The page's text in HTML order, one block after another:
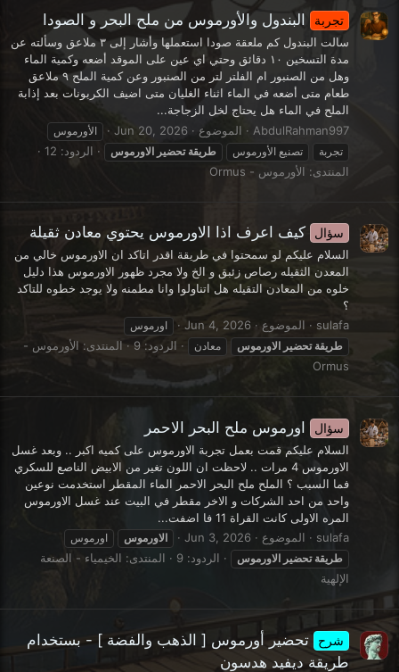
تجربة البندول والأورموس من ملح البحر و الصودا
سالت البندول كم ملعقة صودا استعملها وأشار إلى ٣ ملاعق وسألته عن
مدة التسخين ١٠ دقائق وحتي اي عين على الموقد أضعه وكمية الماء
وهل من الصنبور ام الفلتر لتر من الصنبور وعن كمية الملح ٩ ملاعق
طعام متى أضعه في الماء اثناء الغليان متى اضيف الكربونات بعد إذابة
الملح في الماء هل يحتاج لخل الزجاجة...
AbdulRahman997
الموضوع Jun 20, 2026
الأورموس
تجربة
تصنيع الأورموس طريقة تحضير الاورموس
الردود: 12
المنتدى: الأورموس - Ormus
سؤال كيف اعرف اذا الاورموس يحتوي معادن ثقيلة
السلام عليكم لو سمحتوا في طريقة اقدر اتاكد ان الاورموس خالي من
المعدن الثقيله رصاص زئبق و الخ ولا مجرد ظهور الاورموس هذا دليل
خلوه من المعادن التقيله هل اتناولوا وانا مطمنه ولا يوجد خطوه للتاكد
؟
sulafa
الموضوع Jun 4, 2026
اورموس
طريقة تحضير الاورموس معادن الردود: 9 المنتدى: الأورموس -
Ormus
سؤال اورموس ملح البحر الاحمر
السلام عليكم قمت بعمل تجربة الاورموس على كميه اكبر .. وبعد غسل
الاورموس 4 مرات .. لاحظت ان اللون تغير من الابيض الناصع للسكري
فما السبب ؟ الملح ملح البحر الاحمر الماء المقطر استخدمت نوعين
واحد من احد الشركات و الاخر مقطر في البيت عند غسل الاورموس
المره الاولى كانت القراة 11 فا اضفت...
sulafa
الموضوع Jun 3, 2026 الاورموس
اورموس
طريقة تحضير الاورموس الردود: 9 المنتدى: الخيمياء - الصنعة
الإلهية
شرح
تحضير أورموس [ الذهب والفضة ] - بستخدام
طريقة ديفيد هدسون